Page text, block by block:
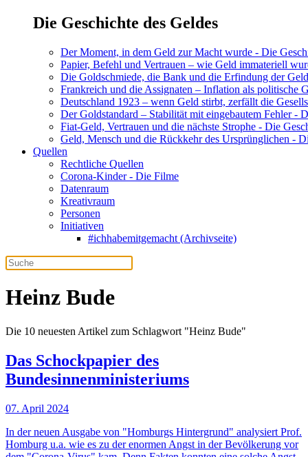
Die Geschichte des Geldes
Der Moment, in dem Geld zur Macht wurde - Die
Papier, Befehl und Vertrauen – wie Geld immateriell
Die Goldschmiede, die Bank und die Erfindung der
Frankreich und die Assignaten – Inflation als politische
Deutschland 1923 – wenn Geld stirbt, zerfällt die
Der Goldstandard – Stabilität mit eingebautem Fehler -
Fiat-Geld, Vertrauen und die nächste Strophe - Die
Geld, Mensch und die Rückkehr des Ursprünglichen -
Quellen
Rechtliche Quellen
Corona-Kinder - Die Filme
Datenraum
Kreativraum
Personen
Initiativen
#ichhabemitgemacht (Archivseite)
Heinz Bude
Die 10 neuesten Artikel zum Schlagwort "Heinz Bude"
Das Schockpapier des
Bundesinnenministeriums
07. April 2024
In der neuen Ausgabe von "Homburgs Hintergrund" analysiert Prof.
Homburg u.a. wie es zu der enormen Angst in der Bevölkerung vor